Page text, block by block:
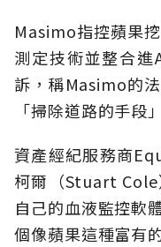
Masimo指控蘋果
測定技術並整合
訴，稱Masimo的
「掃除道路的手段
資產經紀服務商
柯爾（Stuart
自己的血液監控軟
個像蘋果這種富有